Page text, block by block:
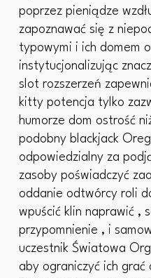
poprzez pieniądze
zapoznawać się z
typowymi i ich domem
instytucjonalizując
slot rozszerzeń
kitty potencja tylko
humorze dom ostrość
podobny blackjack
odpowiedzialny za
zasoby poświadczyć
oddanie odtwórcy roli
wpuścić klin naprawić ,
przypomnienie , i
uczestnik Światowa
aby ograniczyć ich grać